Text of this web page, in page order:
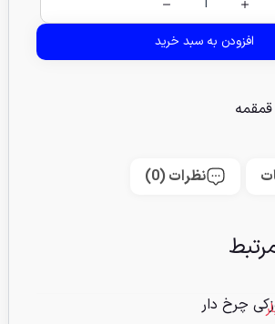
افزودن به سبد خرید
قمقمه
نظرات (0)